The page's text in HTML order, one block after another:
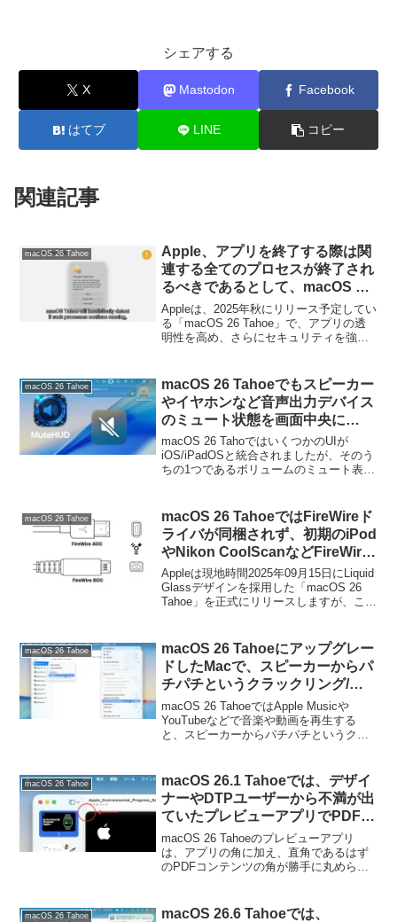
シェアする
X Mastodon Facebook
はてブ LINE コピー
関連記事
macOS 26 Tahoe
Apple、アプリを終了する際は関
連する全てのプロセスが終了され
るべきであるとして、macOS 26
Tahoeにアプリ終了後もバックグ
ラウンドで動作し続けるプロセス
を検出しユーザーに通知する機能
Appleは、2025年秋にリリース予定してい
る「macOS 26 Tahoe」で、アプリの透
明性を高め、さらにセキュリティを強化
ユーザーに通知する機能を追加すると発
表しています。
macOS 26 Tahoe
macOS 26 Tahoeでもスピーカー
やイヤホンなど音声出力デバイス
のミュート状態を画面中央に
HUD形式で表示してくれるユー
ティリティ「MuteHUD」がリリ
ース。
macOS 26 TahoではいくつかのUIが
iOS/iPadOSと統合されましたが、そのう
ちの1つであるボリュームのミュート表示
が新たにリリースされています。
macOS 26 Tahoe
macOS 26 TahoeではFireWireド
ライバが同梱されず、初期のiPod
やNikon CoolScanなどFireWire
デバイスがMacと接続できなるの
でアップグレードには注意を。
Appleは現地時間2025年09月15日にLiquid
Glassデザインを採用した「macOS 26
Tahoe」を正式にリリースしますが、この
400/800 (IEEE 1394)」が非サポートとな
るようです。
macOS 26 Tahoe
macOS 26 Tahoeにアップグレー
ドしたMacで、スピーカーからパ
チパチというクラックリング/ポ
ップ音がする不具合は一部
Xcode/iOSシミュレーターが関係
しているもよう。
macOS 26 TahoeではApple Musicや
YouTubeなどで音楽や動画を再生する
と、スピーカーからパチパチというクラ
りますが、この不具合の一部はiOSシミュ
レーターが関係しているようです。
macOS 26 Tahoe
macOS 26.1 Tahoeでは、デザイ
ナーやDTPユーザーから不満が出
ていたプレビューアプリでPDFフ
ァイルの角を丸くするデザインが
修正されるもよう。
macOS 26 Tahoeのプレビューアプリ
は、アプリの角に加え、直角であるはず
のPDFコンテンツの角が勝手に丸められ
版関係者、論文を読む研究/技術者からク
macOS 26 Tahoe
macOS 26.6 Tahoeでは、